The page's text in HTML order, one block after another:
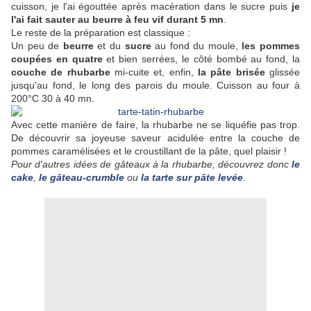
cuisson, je l'ai égouttée après macération dans le sucre puis je
l'ai fait sauter au beurre à feu vif durant 5 mn
Le reste de la préparation est classique :
Un peu de beurreet du sucreau fond du moule, les pommes
coupées en quatreet bien serrées, le côté bombé au fond, la
couche de rhubarbemi-cuite et, enfin, la pâte briséeglissée
jusqu'au fond, le long des parois du moule. Cuisson au four à
200°C 30 à 40 mn.
Avec cette manière de faire, la rhubarbe ne se liquéfie pas trop.
De découvrir sa joyeuse saveur acidulée entre la couche de
pommes caramélisées et le croustillant de la pâte, quel plaisir !
Pour d'autres idées de gâteaux à la rhubarbe, découvrez donc le
cake le gâteau-crumble ou la tarte sur pâte levée